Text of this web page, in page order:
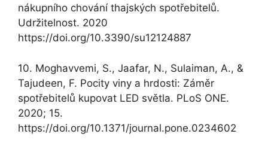
nákupního chování thajských spotřebitelů.
Udržitelnost. 2020
https://doi.org/10.3390/su12124887
10. Moghavvemi, S., Jaafar, N., Sulaiman, A., &
Tajudeen, F. Pocity viny a hrdosti: Záměr
spotřebitelů kupovat LED světla. PLoS ONE.
2020; 15.
https://doi.org/10.1371/journal.pone.0234602